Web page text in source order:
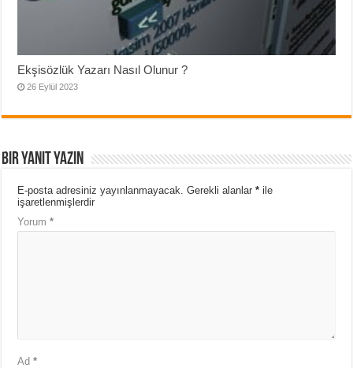
Ekşisözlük Yazarı Nasıl Olunur ?
26 Eylül 2023
Bir yanıt yazın
E-posta adresiniz yayınlanmayacak. Gerekli alanlar* ile
işaretlenmişlerdir
Yorum*
Ad*